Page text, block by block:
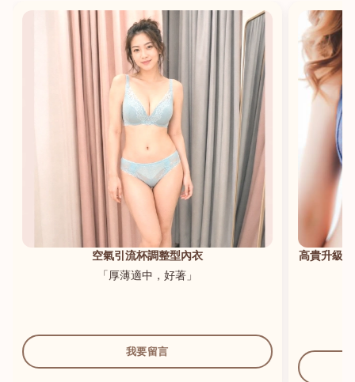
空氣引流杯調整型內衣
「厚薄適中，好著」
我要留言
高貴升級
港澳中文
English